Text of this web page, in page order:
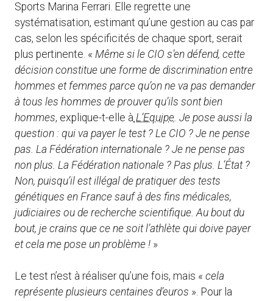
Sports Marina Ferrari. Elle regrette une
systématisation, estimant qu’une gestion au cas par
cas, selon les spécificités de chaque sport, serait
plus pertinente. « Même si le CIO s’en défend, cette
décision constitue une forme de discrimination entre
hommes et femmes parce qu’on ne va pas demander
à tous les hommes de prouver qu’ils sont bien
hommes, explique-t-elle à L’Equipe. Je pose aussi la
question : qui va payer le test ? Le CIO ? Je ne pense
pas. La Fédération internationale ? Je ne pense pas
non plus. La Fédération nationale ? Pas plus. L’État ?
Non, puisqu’il est illégal de pratiquer des tests
génétiques en France sauf à des fins médicales,
judiciaires ou de recherche scientifique. Au bout du
bout, je crains que ce ne soit l’athlète qui doive payer
et cela me pose un problème ! »
Le test n’est à réaliser qu’une fois, mais « cela
représente plusieurs centaines d’euros ». Pour la